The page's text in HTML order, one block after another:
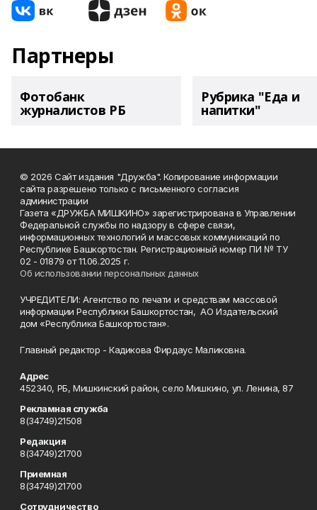
Партнеры
Фотобанк
журналистов РБ
Рубрика "Еда и
напитки"
© 2026 Сайт издания "Дружба". Копирование информации
сайта разрешено только с письменного согласия
администрации
Газета «ДРУЖБА МИШКИНО» зарегистрирована в Управлении
Федеральной службы по надзору в сфере связи,
информационных технологий и массовых коммуникаций по
Республике Башкортостан. Регистрационный номер ПИ № ТУ
02 - 01879 от 11.06.2025 г.
Об использовании персональных данных
УЧРЕДИТЕЛИ: Агентство по печати и средствам массовой
информации Республики Башкортостан, АО Издательский
дом «Республика Башкортостан».
Главный редактор - Кадикова Фирдаус Маликовна.
Адрес
452340, РБ, Мишкинский район, село Мишкино, ул. Ленина, 87
Рекламная служба
8(34749)21508
Редакция
8(34749)21700
Приемная
8(34749)21700
Сотрудничество